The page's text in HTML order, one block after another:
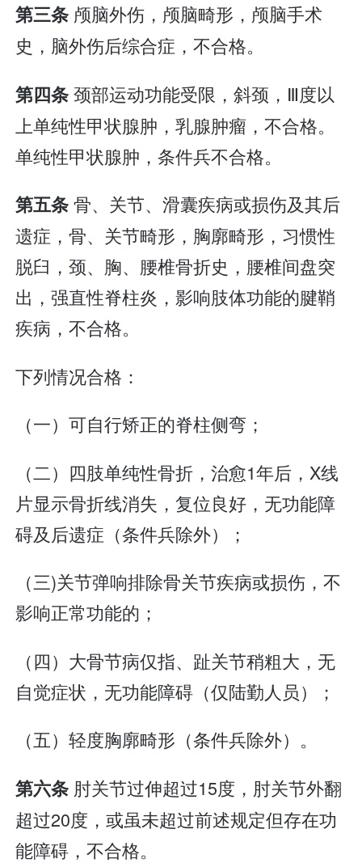
第三条 颅脑外伤，颅脑畸形，颅脑手术
史，脑外伤后综合症，不合格。
第四条颈部运动功能受限，斜颈，Ⅲ度以
上单纯性甲状腺肿，乳腺肿瘤，不合格。
单纯性甲状腺肿，条件兵不合格。
第五条骨、关节、滑囊疾病或损伤及其后
遗症，骨、关节畸形，胸廓畸形，习惯性
脱臼，颈、胸、腰椎骨折史，腰椎间盘突
出，强直性脊柱炎，影响肢体功能的腱鞘
疾病，不合格。
下列情况合格：
（一）可自行矫正的脊柱侧弯；
（二）四肢单纯性骨折，治愈1年后，X线
片显示骨折线消失，复位良好，无功能障
碍及后遗症（条件兵除外）；
（三)关节弹响排除骨关节疾病或损伤，不
影响正常功能的；
（四）大骨节病仅指、趾关节稍粗大，无
自觉症状，无功能障碍（仅陆勤人员）；
（五）轻度胸廓畸形（条件兵除外）。
第六条 肘关节过伸超过15度，肘关节外翻
超过20度，或虽未超过前述规定但存在功
能障碍，不合格。